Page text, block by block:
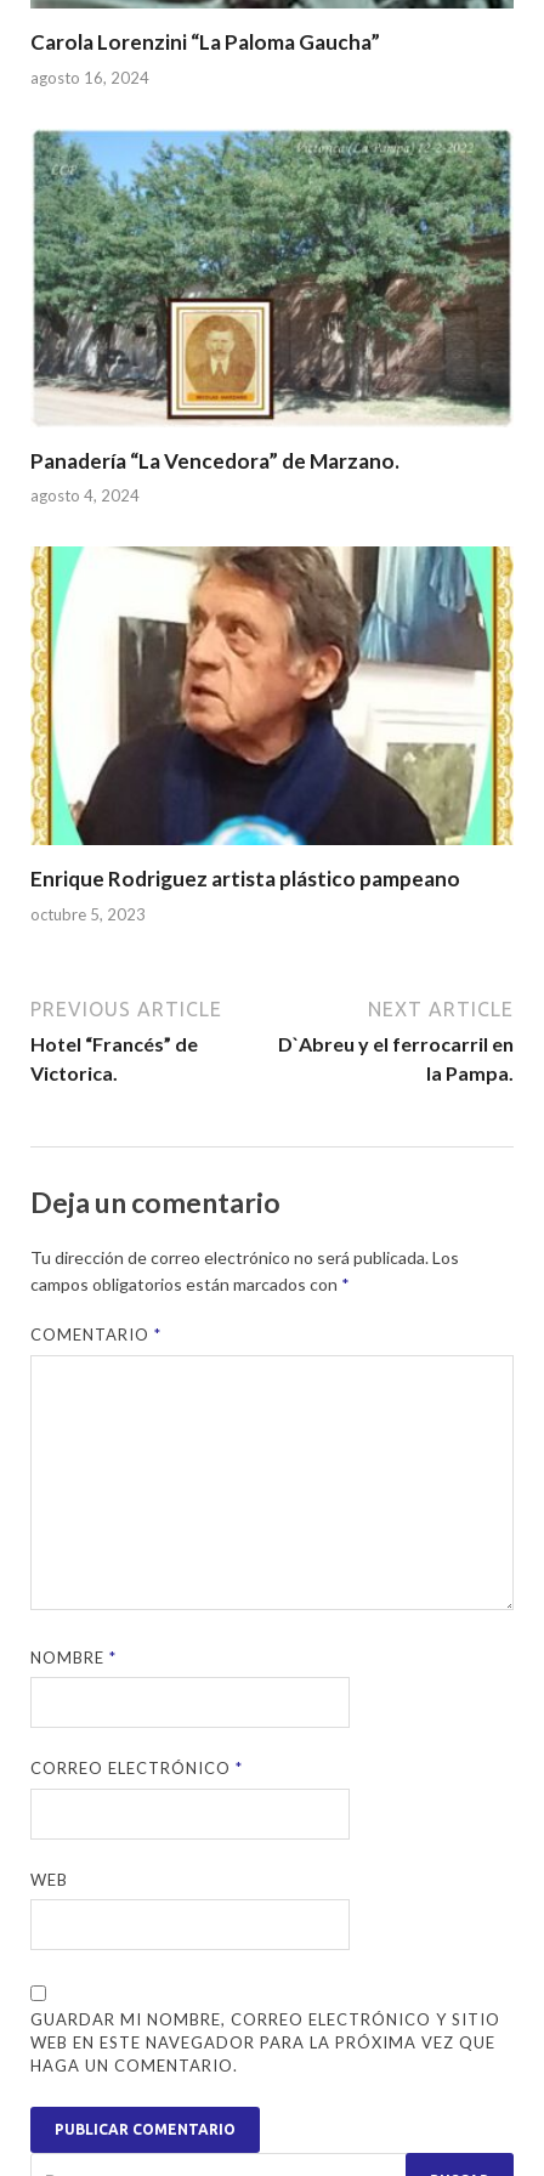
Carola Lorenzini “La Paloma Gaucha”
agosto 16, 2024
Panadería “La Vencedora” de Marzano.
agosto 4, 2024
Enrique Rodriguez artista plástico pampeano
octubre 5, 2023
PREVIOUS ARTICLE
Hotel “Francés” de
Victorica.
NEXT ARTICLE
D`Abreu y el ferrocarril en
la Pampa.
Deja un comentario
Tu dirección de correo electrónico no será publicada.Los
campos obligatorios están marcados con *
COMENTARIO*
NOMBRE*
CORREO ELECTRÓNICO*
WEB
GUARDAR MI NOMBRE, CORREO ELECTRÓNICO Y SITIO
WEB EN ESTE NAVEGADOR PARA LA PRÓXIMA VEZ QUE
HAGA UN COMENTARIO.